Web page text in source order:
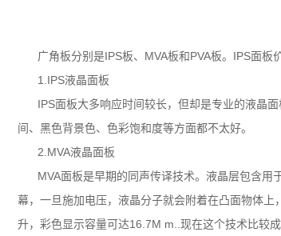
广角板分别是IPS板、MVA板和PVA板。IPS面板
1.IPS液晶面板
IPS面板大多响应时间较长，但却是专业的液晶
间、黑色背景色、色彩饱和度等方面都不太好。
2.MVA液晶面板
MVA面板是早期的同声传译技术。液晶层包含
幕，一旦施加电压，液晶分子就会附着在凸面物体
升，彩色显示容量可达16.7M m..现在这个技术比较